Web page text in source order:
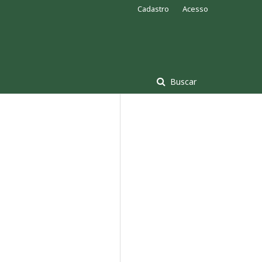
Buscar
Cadastro Acesso